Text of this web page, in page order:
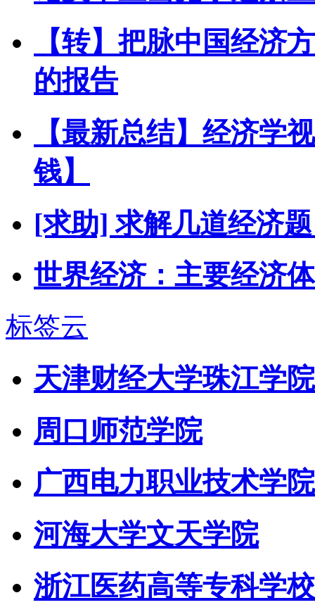
【转】把脉中国经济
的报告
【最新总结】经济学
钱】
[求助] 求解几道经济
世界经济：主要经济
标签云
天津财经大学珠江学院
周口师范学院
广西电力职业技术学院
河海大学文天学院
浙江医药高等专科学校